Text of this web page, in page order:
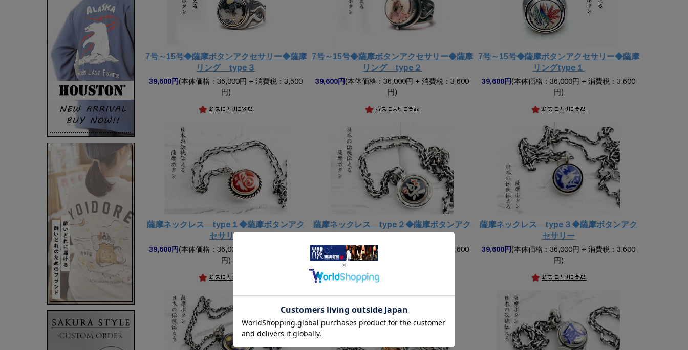
7号～15号◆薩摩ボタンアクセサリー◆薩摩
リング type３
39,600円(本体価格：36,000円 + 消費税：3,600
円)
7号～15号◆薩摩ボタンアクセサリー◆薩摩
リング type２
39,600円(本体価格：36,000円 + 消費税：3,600
円)
7号～15号◆薩摩ボタンアクセサリー◆薩摩
リングtype１
39,600円(本体価格：36,000円 + 消費税：3,600
円)
薩摩ネックレス type１◆薩摩ボタンアク
セサリー
39,600円(本体価格：36,000円 + 消費税：3,600
円)
薩摩ネックレス type２◆薩摩ボタンアク
39,600円 (本体価格：36,000円 + 消費税：3,600
薩摩ネックレス type３◆薩摩ボタンアク
セサリー
39,600円(本体価格：36,000円 + 消費税：3,600
円)